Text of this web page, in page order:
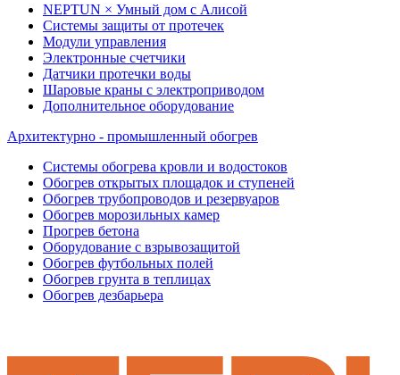
NEPTUN × Умный дом с Алисой
Системы защиты от протечек
Модули управления
Электронные счетчики
Датчики протечки воды
Шаровые краны с электроприводом
Дополнительное оборудование
Архитектурно - промышленный обогрев
Системы обогрева кровли и водостоков
Обогрев открытых площадок и ступеней
Обогрев трубопроводов и резервуаров
Обогрев морозильных камер
Прогрев бетона
Оборудование с взрывозащитой
Обогрев футбольных полей
Обогрев грунта в теплицах
Обогрев дезбарьера